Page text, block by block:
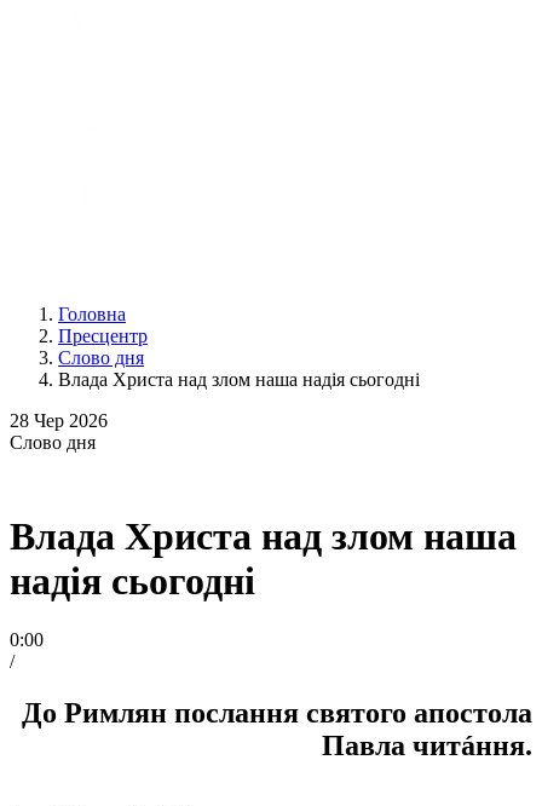
Головна
Пресцентр
Слово дня
Влада Христа над злом наша надія сьогодні
28 Чер 2026
Слово дня
Влада Христа над злом наша
надія сьогодні
0:00
/
До Римлян послання святого апостола
Павла читáння.